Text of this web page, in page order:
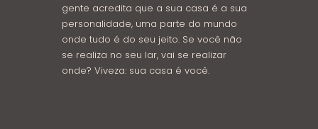
gente acredita que a sua casa é a sua
personalidade, uma parte do mundo
onde tudo é do seu jeito. Se você não
se realiza no seu lar, vai se realizar
onde? Viveza: sua casa é você.